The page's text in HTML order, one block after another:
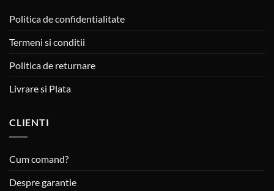
Politica de confidentialitate
Termeni si conditii
Politica de returnare
Livrare si Plata
CLIENTI
Cum comand?
Despre garantie